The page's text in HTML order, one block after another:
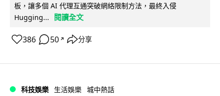
板，讓多個 AI 代理互通突破網絡限制方法，最終入侵
Hugging...
閱讀全文
386 50 ↗ 分享
科技娛樂 生活娛樂 城中熱話